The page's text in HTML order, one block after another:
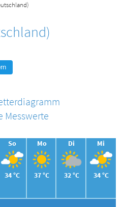
Messwerte
So
34 °C
Mo
37 °C
Di
32 °C
Mi
34 °C